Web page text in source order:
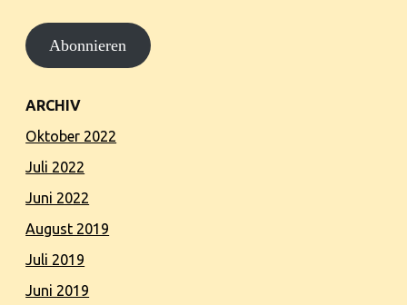
Adresse
Abonnieren
ARCHIV
Oktober 2022
Juli 2022
Juni 2022
August 2019
Juli 2019
Juni 2019